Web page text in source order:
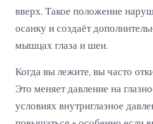
вверх. Такое положение
осанку и создаёт
мышцах глаза и шеи.
Когда вы лежите, вы часто
Это меняет давление на
условиях внутриглазное